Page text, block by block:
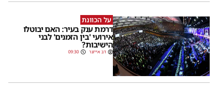
על הכוונת
דרמת ענק בעיר: האם יבוטלו
אירועי 'בין הזמנים' לבני
הישיבות?
דב אייזנר 09:30